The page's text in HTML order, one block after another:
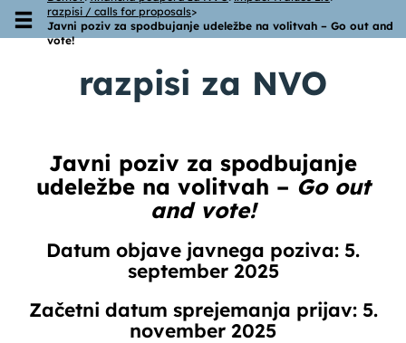
Skoči na vsebino
razpisi / calls for proposals>
Javni poziv za spodbujanje udeležbe na volitvah – Go out and
vote!
razpisi za NVO
Javni poziv za spodbujanje
udeležbe na volitvah – Go out
and vote!
Datum objave javnega poziva: 5.
september 2025
Začetni datum sprejemanja prijav: 5.
november 2025